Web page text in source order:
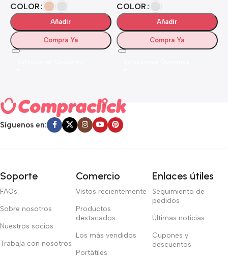
COLOR
Añadir
Compra Ya
COLOR
Añadir
Compra Ya
Síguenos en:
Soporte
FAQs
Sobre nosotros
Nuestros socios
Trabaja con nosotros
Comercio
Vistos recientemente
Productos
destacados
Los más vendidos
Portátiles
Enlaces útiles
Seguimiento de
pedidos
Últimas noticias
Cupones y
descuentos